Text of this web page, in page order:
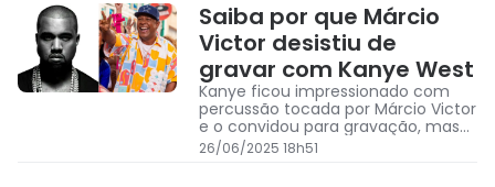
Saiba por que Márcio
Victor desistiu de
gravar com Kanye West
Kanye ficou impressionado com
percussão tocada por Márcio Victor
e o convidou para gravação, mas
líder do Psi desistiu
26/06/2025 18h51